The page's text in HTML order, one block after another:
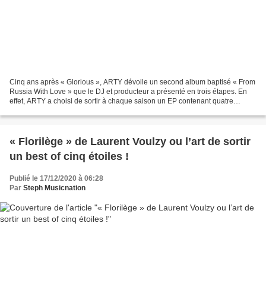
Cinq ans après « Glorious », ARTY dévoile un second album baptisé « From
Russia With Love » que le DJ et producteur a présenté en trois étapes. En
effet, ARTY a choisi de sortir à chaque saison un EP contenant quatre
« Florilège » de Laurent Voulzy ou l’art de sortir
un best of cinq étoiles !
Publié le 17/12/2020 à 06:28
Par Steph Musicnation